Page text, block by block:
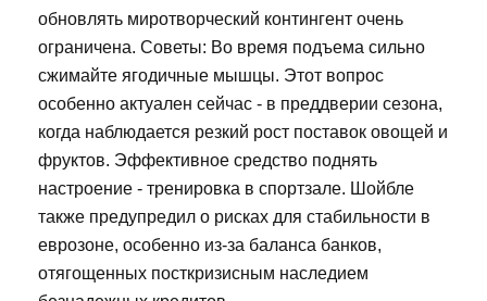
обновлять миротворческий контингент очень
ограничена. Советы: Во время подъема сильно
сжимайте ягодичные мышцы. Этот вопрос
особенно актуален сейчас - в преддверии сезона,
когда наблюдается резкий рост поставок овощей и
фруктов. Эффективное средство поднять
настроение - тренировка в спортзале. Шойбле
также предупредил о рисках для стабильности в
еврозоне, особенно из-за баланса банков,
отягощенных посткризисным наследием